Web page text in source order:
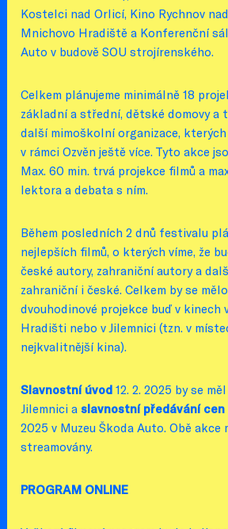
Kostelci nad Orlicí, Kino Rychnov
Mnichovo Hradiště a Konferenční
Auto v budově SOU strojírenského.
Celkem plánujeme minimálně 18
základní a střední, dětské domovy a
další mimoškolní organizace,
v rámci Ozvěn ještě více. Tyto akce
Max. 60 min. trvá projekce filmů a
lektora a debata s ním.
Během posledních 2 dnů festivalu
nejlepších filmů, o kterých víme, že
české autory, zahraniční autory a
zahraniční i české. Celkem by se
dvouhodinové projekce buď v kinech
Hradišti nebo v Jilemnici (tzn. v
nejkvalitnější kina).
Slavnostní úvod 12. 2. 2025 by se
Jilemnici aslavnostní předávání cen
2025 v Muzeu Škoda Auto. Obě akce
streamovány.
PROGRAM ONLINE